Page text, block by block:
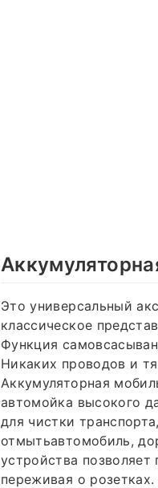
Это универсальный
классическое
Функция
Никаких проводов и
Аккумуляторная
автомойка высокого
для чистки
отмытьавтомобиль,
устройства
переживая о